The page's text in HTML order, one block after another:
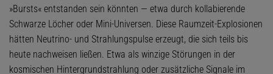
»Bursts« entstanden sein könnten — etwa durch kollabierende
Schwarze Löcher oder Mini-Universen. Diese Raumzeit-Explosionen
hätten Neutrino- und Strahlungspulse erzeugt, die sich teils bis
heute nachweisen ließen. Etwa als winzige Störungen in der
kosmischen Hintergrundstrahlung oder zusätzliche Signale im